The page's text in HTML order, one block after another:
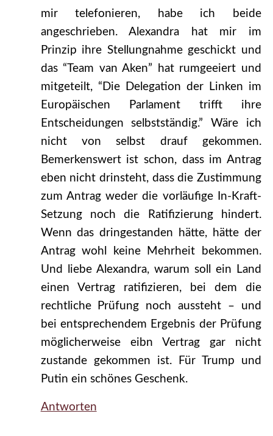
mir telefonieren, habe ich beide
angeschrieben. Alexandra hat mir im
Prinzip ihre Stellungnahme geschickt und
das “Team van Aken” hat rumgeeiert und
mitgeteilt, “Die Delegation der Linken im
Europäischen Parlament trifft ihre
Entscheidungen selbstständig.” Wäre ich
nicht von selbst drauf gekommen.
Bemerkenswert ist schon, dass im Antrag
eben nicht drinsteht, dass die Zustimmung
zum Antrag weder die vorläufige In-Kraft-
Setzung noch die Ratifizierung hindert.
Wenn das dringestanden hätte, hätte der
Antrag wohl keine Mehrheit bekommen.
Und liebe Alexandra, warum soll ein Land
einen Vertrag ratifizieren, bei dem die
rechtliche Prüfung noch aussteht – und
bei entsprechendem Ergebnis der Prüfung
möglicherweise eibn Vertrag gar nicht
zustande gekommen ist. Für Trump und
Putin ein schönes Geschenk.
Antworten